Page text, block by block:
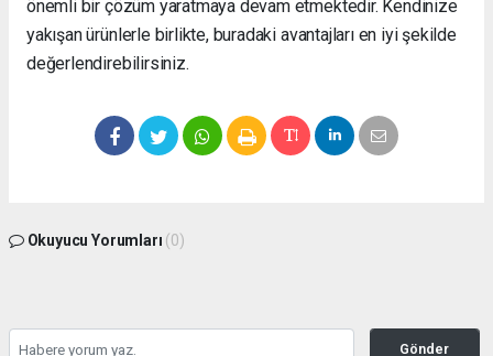
önemli bir çözüm yaratmaya devam etmektedir. Kendinize
yakışan ürünlerle birlikte, buradaki avantajları en iyi şekilde
değerlendirebilirsiniz.
Okuyucu Yorumları (0)
Gönder